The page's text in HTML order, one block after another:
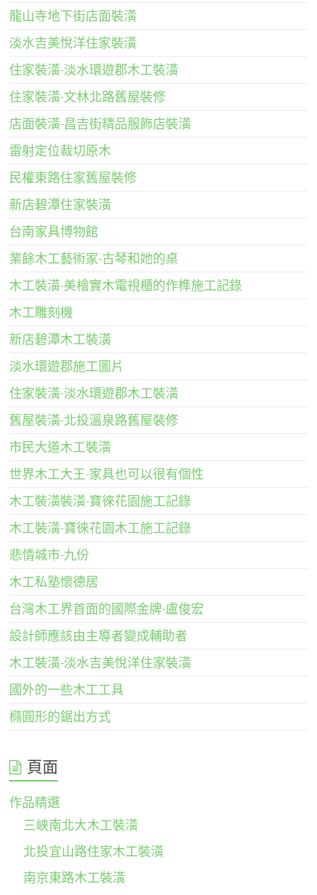
龍山寺地下街店面裝潢
淡水吉美悅洋住家裝潢
住家裝潢-淡水環遊郡木工裝潢
住家裝潢-文林北路舊屋裝修
店面裝潢-昌吉街精品服飾店裝潢
雷射定位裁切原木
民權東路住家舊屋裝修
新店碧潭住家裝潢
台南家具博物館
業餘木工藝術家-古琴和她的桌
木工裝潢-美檜實木電視櫃的作榫施工記錄
木工雕刻機
新店碧潭木工裝潢
淡水環遊郡施工圖片
住家裝潢-淡水環遊郡木工裝潢
舊屋裝潢-北投溫泉路舊屋裝修
市民大道木工裝潢
世界木工大王-家具也可以很有個性
木工裝潢裝潢-寶徠花園施工記錄
木工裝潢-寶徠花園木工施工記錄
悲情城市-九份
木工私塾懷德居
台灣木工界首面的國際金牌-盧俊宏
設計師應該由主導者變成輔助者
木工裝潢-淡水吉美悅洋住家裝潢
國外的一些木工工具
橢圓形的鋸出方式
頁面
作品精選
三峽南北大木工裝潢
北投宜山路住家木工裝潢
南京東路木工裝潢